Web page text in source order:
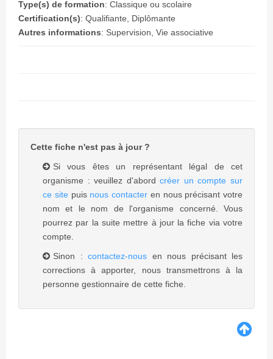
Type(s) de formation: Classique ou scolaire
Certification(s): Qualifiante, Diplômante
Autres informations: Supervision, Vie associative
Cette fiche n'est pas à jour ?
Si vous êtes un représentant légal de cet
organisme : veuillez d'abordcréer un compte sur
ce sitepuis nous contacter en nous précisant votre
nom et le nom de l'organisme concerné. Vous
pourrez par la suite mettre à jour la fiche via votre
compte.
Sinon : contactez-nous en nous précisant les
corrections à apporter, nous transmettrons à la
personne gestionnaire de cette fiche.